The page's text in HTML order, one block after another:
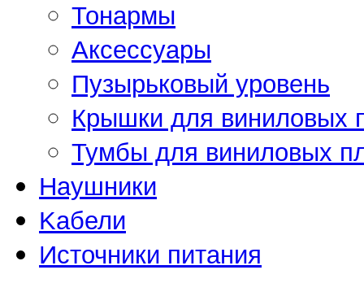
Тонармы
Аксессуары
Пузырьковый уровень
Крышки для виниловых
Тумбы для виниловых
Наушники
Kабели
Источники питания